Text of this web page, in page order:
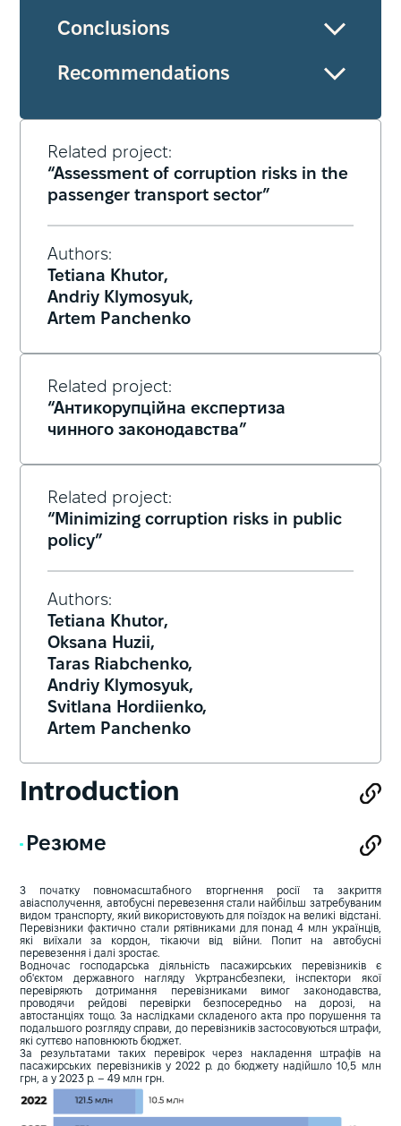
Conclusions
Recommendations
Related project:
“Assessment of corruption risks in the
passenger transport sector”
Authors:
Tetiana Khutor,
Andriy Klymosyuk,
Artem Panchenko
Related project:
“Антикорупційна експертиза
чинного законодавства”
Related project:
“Minimizing corruption risks in public
policy”
Authors:
Tetiana Khutor,
Oksana Huzii,
Taras Riabchenko,
Andriy Klymosyuk,
Svitlana Hordiienko,
Artem Panchenko
Introduction
Резюме
З початку повномасштабного вторгнення росії та закриття
авіасполучення, автобусні перевезення стали найбільш затребуваним
видом транспорту, який використовують для поїздок на великі відстані.
Перевізники фактично стали рятівниками для понад 4 млн українців,
які виїхали за кордон, тікаючи від війни. Попит на автобусні
перевезення і далі зростає.
Водночас господарська діяльність пасажирських перевізників є
об'єктом державного нагляду Укртрансбезпеки, інспектори якої
перевіряють дотримання перевізниками вимог законодавства,
проводячи рейдові перевірки безпосередньо на дорозі, на
автостанціях тощо. За наслідками складеного акта про порушення та
подальшого розгляду справи, до перевізників застосовуються штрафи,
які суттєво наповнюють бюджет.
За результатами таких перевірок через накладення штрафів на
пасажирських перевізників у 2022 р. до бюджету надійшло 10,5 млн
грн, а у 2023 р. – 49 млн грн.